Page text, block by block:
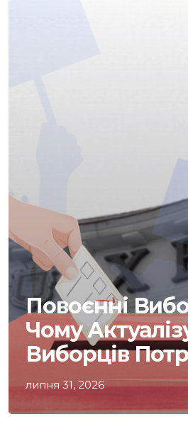
Повоєнні
Чому
Виборців
липня 31, 2026